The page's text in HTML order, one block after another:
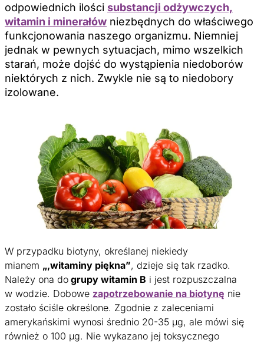
odpowiednich ilości substancji odżywczych,
witamin i minerałów niezbędnych do właściwego
funkcjonowania naszego organizmu. Niemniej
jednak w pewnych sytuacjach, mimo wszelkich
starań, może dojść do wystąpienia niedoborów
niektórych z nich. Zwykle nie są to niedobory
izolowane.
W przypadku biotyny, określanej niekiedy
mianem „,witaminy piękna”, dzieje się tak rzadko.
Należy ona do grupy witamin B i jest rozpuszczalna
w wodzie. Dobowe zapotrzebowanie na biotynę nie
zostało ściśle określone. Zgodnie z zaleceniami
amerykańskimi wynosi średnio 20-35 µg, ale mówi się
również o 100 µg. Nie wykazano jej toksycznego